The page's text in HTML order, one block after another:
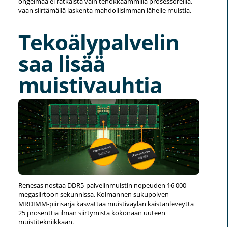
vaan siirtämällä laskenta mahdollisimman lähelle muistia.
Tekoälypalvelin
saa lisää
muistivauhtia
Renesas nostaa DDR5-palvelinmuistin nopeuden 16 000
megasiirtoon sekunnissa. Kolmannen sukupolven
MRDIMM-piirisarja kasvattaa muistiväylän kaistanleveyttä
25 prosenttia ilman siirtymistä kokonaan uuteen
muistitekniikkaan.